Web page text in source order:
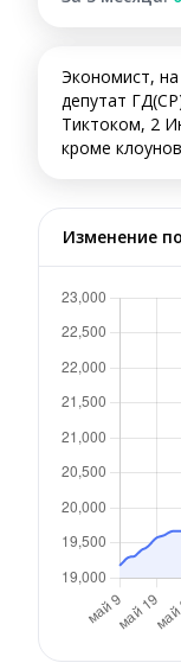
Экономист,
депутат
Тиктоком, 2
кроме
Изменение